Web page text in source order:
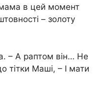
в цей момент
– золоту
– А раптом він… Не
тітки Маші, – І мати